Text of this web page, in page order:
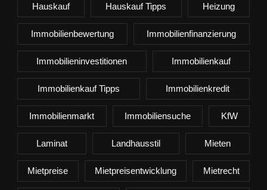
Hauskauf Hauskauf Tipps Heizung
Immobilienbewertung Immobilienfinanzierung
Immobilieninvestitionen Immobilienkauf
Immobilienkauf Tipps Immobilienkredit
Immobilienmarkt Immobiliensuche KfW
Laminat Landhausstil Mieten
Mietpreise Mietpreisentwicklung Mietrecht